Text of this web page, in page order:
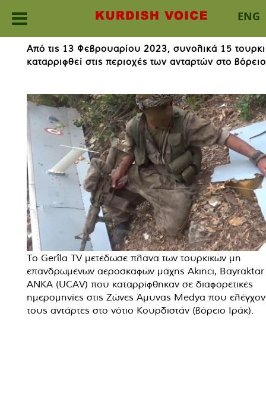
ENG
content
Από τις 13 Φεβρουαρίου 2023, συνολικά 15
καταρριφθεί στις περιοχές των ανταρτών στο
Το Gerîla TV μετέδωσε πλάνα των τουρκικών μη
επανδρωμένων αεροσκαφών μάχης Akıncı, Bayraktar
ANKA (UCAV) που καταρρίφθηκαν σε διαφορετικές
ημερομηνίες στις Ζώνες Άμυνας Medya που
τους αντάρτες στο νότιο Κουρδιστάν (βόρειο Ιράκ).